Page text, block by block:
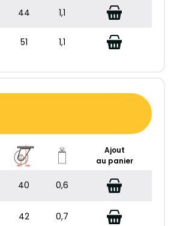
44 1,1
51 1,1
Ajout
au panier
40 0,6
42 0,7